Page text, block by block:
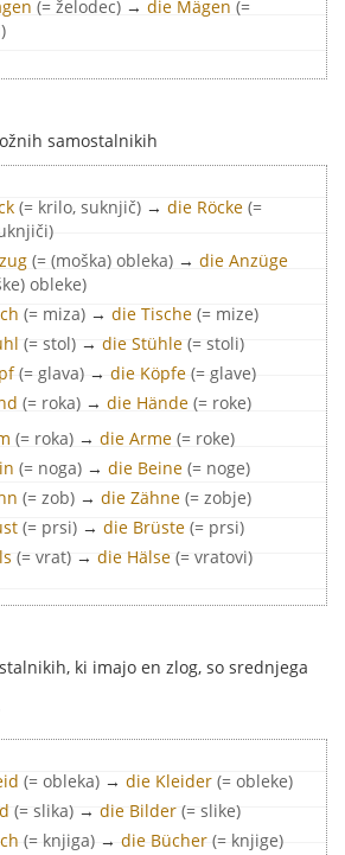
(= želodec) → die Mägen (=
samostalnikih
(= krilo, suknjič) → die Röcke (=
(= (moška) obleka) → die Anzüge
obleke)
(= miza) → die Tische (= mize)
(= stol) → die Stühle (= stoli)
(= glava) → die Köpfe (= glave)
(= roka) → die Hände (= roke)
(= roka) → die Arme (= roke)
(= noga) → die Beine (= noge)
(= zob) → die Zähne (= zobje)
(= prsi) → die Brüste (= prsi)
(= vrat) → die Hälse (= vratovi)
ki imajo en zlog, so srednjega
(= obleka) → die Kleider (= obleke)
(= slika) → die Bilder (= slike)
(= knjiga) → die Bücher (= knjige)